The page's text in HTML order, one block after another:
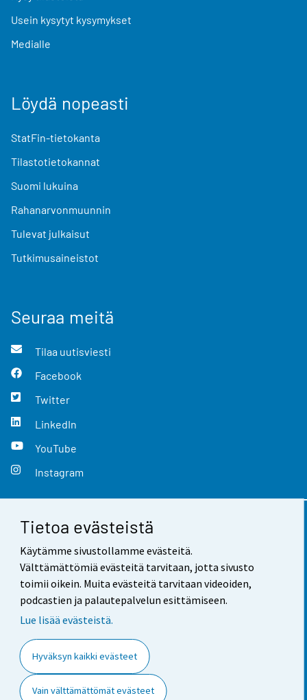
Tietoa evästeistä
Käytämme sivustollamme evästeitä.
Välttämättömiä evästeitä tarvitaan, jotta sivusto
toimii oikein. Muita evästeitä tarvitaan videoiden,
podcastien ja palautepalvelun esittämiseen.
Lue lisää evästeistä.
Hyväksyn kaikki evästeet
Vain välttämättömät evästeet
Usein kysytyt kysymykset
Medialle
Löydä nopeasti
StatFin-tietokanta
Tilastotietokannat
Suomi lukuina
Rahanarvonmuunnin
Tulevat julkaisut
Tutkimusaineistot
Seuraa meitä
Tilaa uutisviesti
Facebook
Twitter
LinkedIn
YouTube
Instagram
Yhteystiedot
Palaute
Käyttöehdot
Saavutettavuus
Tietoa sivustosta
Evästeasetukset